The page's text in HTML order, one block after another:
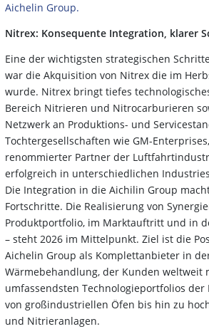
Aichelin Group.
Nitrex: Konsequente Integration, klarer
Eine der wichtigsten strategischen
war die Akquisition von Nitrex die im
wurde. Nitrex bringt tiefes
Bereich Nitrieren und Nitrocarburieren
Netzwerk an Produktions- und
Tochtergesellschaften wie GM-
renommierter Partner der
erfolgreich in unterschiedlichen
Die Integration in die Aichilin Group
Fortschritte. Die Realisierung von
Produktportfolio, im Marktauftritt und in
– steht 2026 im Mittelpunkt. Ziel ist die
Aichelin Group als Komplettanbieter in
Wärmebehandlung, der Kunden weltweit
umfassendsten Technologieportfolios der
von großindustriellen Öfen bis hin zu
und Nitrieranlagen.